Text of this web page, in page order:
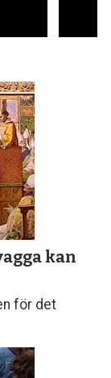
kan
för det